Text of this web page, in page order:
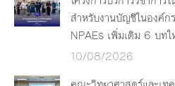
สำหรับงานบัญชีในองค์ก
NPAEs เพิ่มเติม 6 บทใ
10/08/2026